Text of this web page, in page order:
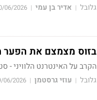
גלובל | אדיר בן עמי |
06/2026
בזוס מצמצם את הפער
הקרב על האינטרנט הלוויני -
גלובל | עוזי גרסטמן |
06/2026